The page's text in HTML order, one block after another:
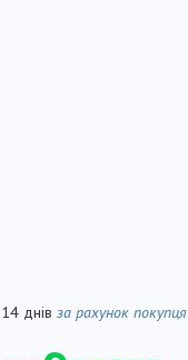
днів за рахунок покупця